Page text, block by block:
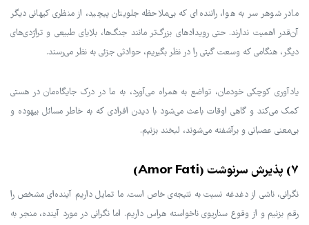
مادر شوهر سر به هوا، راننده‌ای که بی‌ملاحظه جلویتان پیچید، از منظری کیهانی دیگر
آن‌قدر اهمیت ندارند. حتی رویدادهای بزرگ‌تر مانند جنگ‌ها، بلایای طبیعی و تراژدی‌های
دیگر، هنگامی که وسعت گیتی را در نظر بگیریم، حوادثی جزئی به نظر می‌رسند.
یادآوری کوچکی خودمان، تواضع به همراه می‌آورد، به ما در درک جایگاه‌مان در هستی
کمک می‌کند و گاهی اوقات باعث می‌شود با دیدن افرادی که به خاطر مسائل بیهوده و
بی‌معنی عصبانی و برآشفته می‌شوند، لبخند بزنیم.
۷) پذیرش سرنوشت (Amor Fati)
نگرانی، ناشی از دغدغه نسبت به نتیجه‌ی خاص است. ما تمایل داریم آینده‌ای مشخص را
رقم بزنیم و از وقوع سناریوی ناخواسته هراس داریم. اما نگرانی در مورد آینده، منجر به